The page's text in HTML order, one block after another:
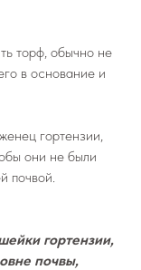
торф, обычно не
в основание и
гортензии,
они не были
почвой.
гортензии,
почвы,